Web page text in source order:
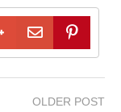
OLDER POST